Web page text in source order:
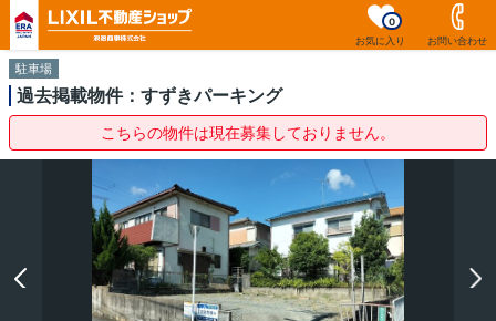
お気に入り
0
お問い合わせ
駐車場
過去掲載物件：すずきパーキング
こちらの物件は現在募集しておりません。